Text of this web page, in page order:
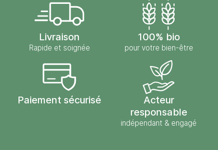
Livraison
Rapide et soignée
100% bio
pour votre bien-être
Paiement sécurisé
Acteur
responsable
indépendant & engagé